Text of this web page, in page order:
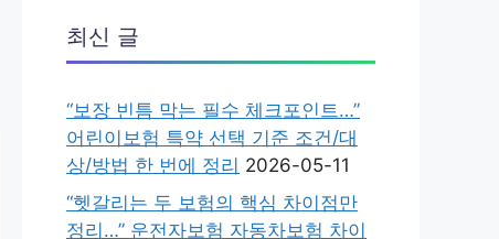
최신 글
“보장 빈틈 막는 필수 체크포인트…”
어린이보험 특약 선택 기준 조건/대
상/방법 한 번에 정리 2026-05-11
“헷갈리는 두 보험의 핵심 차이점만
정리…” 운전자보험 자동차보험 차이